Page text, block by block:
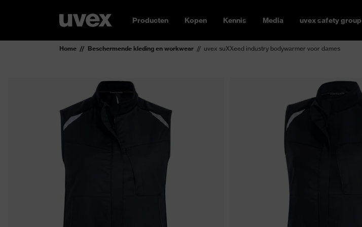
Producten Kopen Kennis Media uvex safety group
Home Beschermende kleding en workwear uvex suXXeed industry bodywarmer voor dames